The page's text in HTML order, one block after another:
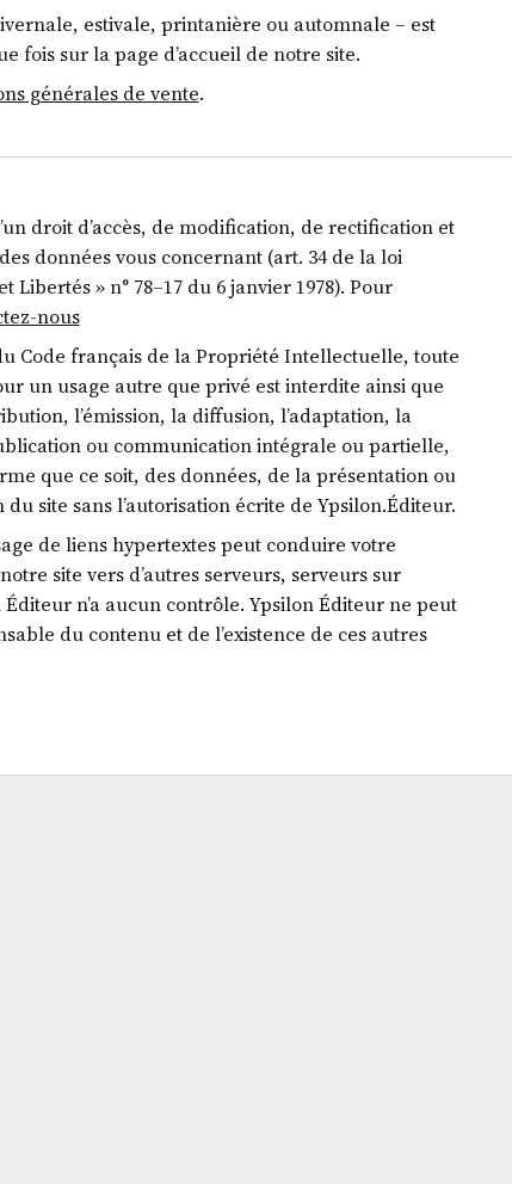
estivale, printanière ou automnale – est
fois sur la page d’accueil de notre site.
générales de vente.
droit d’accès, de modification, de rectification et
données vous concernant (art. 34 de la loi
Libertés » n° 78–17 du 6 janvier 1978). Pour
nous
Code français de la Propriété Intellectuelle, toute
un usage autre que privé est interdite ainsi que
l’émission, la diffusion, l’adaptation, la
ou communication intégrale ou partielle,
que ce soit, des données, de la présentation ou
du site sans l’autorisation écrite de Ypsilon.Éditeur.
de liens hypertextes peut conduire votre
site vers d’autres serveurs, serveurs sur
n’a aucun contrôle. Ypsilon Éditeur ne peut
du contenu et de l’existence de ces autres